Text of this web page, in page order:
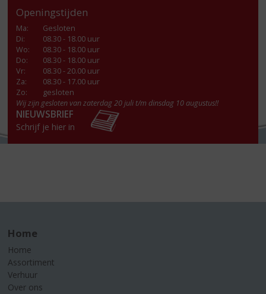
Openingstijden
Ma:
Gesloten
Di:
08.30 - 18.00 uur
Wo:
08.30 - 18.00 uur
Do:
08.30 - 18.00 uur
Vr:
08.30 - 20.00 uur
Za:
08.30 - 17.00 uur
Zo:
gesloten
Wij zijn gesloten van zaterdag 20 juli t/m dinsdag 10 augustus!!
NIEUWSBRIEF
Schrijf je hier in
Home
Home
Assortiment
Verhuur
Over ons